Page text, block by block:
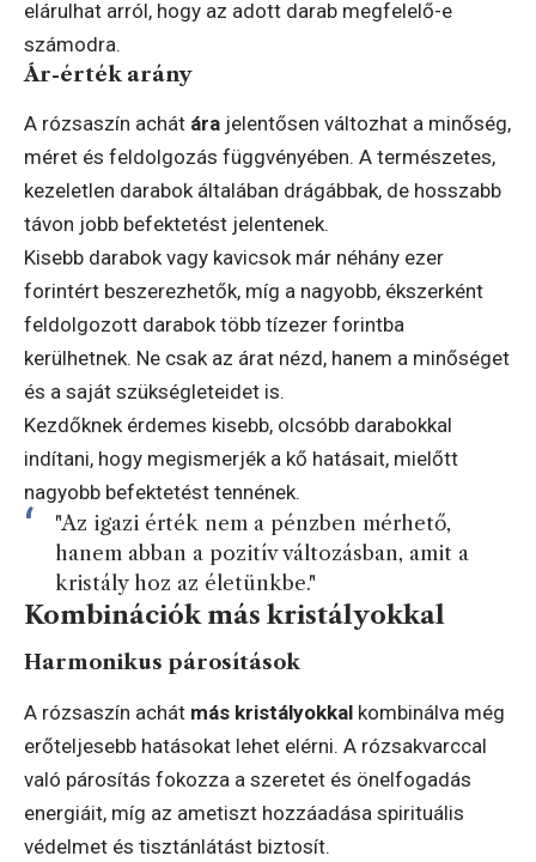
elárulhat arról, hogy az adott darab megfelelő-e
számodra.
Ár-érték arány
A rózsaszín achát ára jelentősen változhat a minőség,
méret és feldolgozás függvényében. A természetes,
kezeletlen darabok általában drágábbak, de hosszabb
távon jobb befektetést jelentenek.
Kisebb darabok vagy kavicsok már néhány ezer
forintért beszerezhetők, míg a nagyobb, ékszerként
feldolgozott darabok több tízezer forintba
kerülhetnek. Ne csak az árat nézd, hanem a minőséget
és a saját szükségleteidet is.
Kezdőknek érdemes kisebb, olcsóbb darabokkal
indítani, hogy megismerjék a kő hatásait, mielőtt
nagyobb befektetést tennének.
"Az igazi érték nem a pénzben mérhető,
hanem abban a pozitív változásban, amit a
kristály hoz az életünkbe."
Kombinációk más kristályokkal
Harmonikus párosítások
A rózsaszín achát más kristályokkal kombinálva még
erőteljesebb hatásokat lehet elérni. A rózsakvarccal
való párosítás fokozza a szeretet és önelfogadás
energiáit, míg az ametiszt hozzáadása spirituális
védelmet és tisztánlátást biztosít.